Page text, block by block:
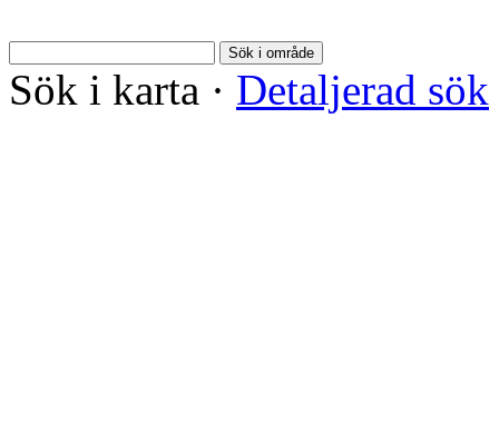
Sök i område
Sök i karta · Detaljerad sök